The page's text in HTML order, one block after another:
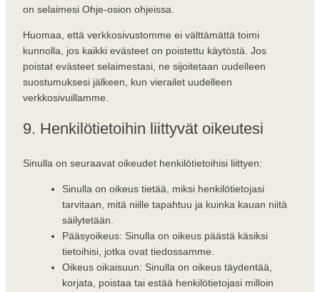
on selaimesi Ohje-osion ohjeissa.
Huomaa, että verkkosivustomme ei välttämättä toimi
kunnolla, jos kaikki evästeet on poistettu käytöstä. Jos
poistat evästeet selaimestasi, ne sijoitetaan uudelleen
suostumuksesi jälkeen, kun vierailet uudelleen
verkkosivuillamme.
9. Henkilötietoihin liittyvät oikeutesi
Sinulla on seuraavat oikeudet henkilötietoihisi liittyen:
Sinulla on oikeus tietää, miksi henkilötietojasi
tarvitaan, mitä niille tapahtuu ja kuinka kauan niitä
säilytetään.
Pääsyoikeus: Sinulla on oikeus päästä käsiksi
tietoihisi, jotka ovat tiedossamme.
Oikeus oikaisuun: Sinulla on oikeus täydentää,
korjata, poistaa tai estää henkilötietojasi milloin